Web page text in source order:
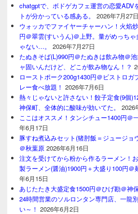
chatgptで、ボドゲカフェ運営の恋愛ADV
トが分かっている感ある。
2026年7月27日
ウォッカでファイヤーチャーハン！火焰
円＠翠雲(すいうん)＠上野。量がめっち
ゃない…。
2026年7月27日
たぬきそば(L)990円＠たぬきは飲み物＠
ャ固いんだけど、どこが飲み物なん！？
ローストポーク200g1430円＠ビストロガ
レー食べ放題！ 2026年7月6日
熱々じゃないと許さない！餃子定食(9個
神保町、全体的に酸味が効いてた。
2026
ここはオススメ！タンシチュー1400円＠
年6月17日
豚すね煮込みセット(猪肘飯＝ジュージョ
＠秋葉原 2026年6月16日
注文を受けてから粉から作るラーメン！
製ラーメン(醤油)1900円＋大盛り100円＠
年6月15日
あじたたき大盛定食1500円＠ひげ勘＠神
24時間営業のソルロンタン専門店、一龍
い～！ 2026年6月2日